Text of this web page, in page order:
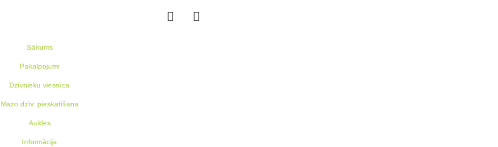
Sākums
Pakalpojumi
Dzīvnieku viesnīca
Mazo dzīv. pieskatīšana
Aukles
Informācija